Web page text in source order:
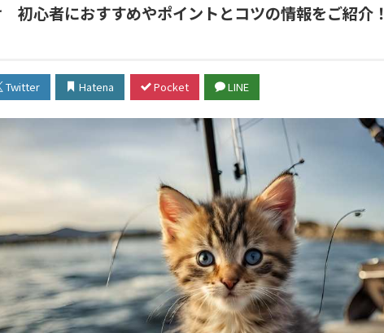
初心者におすすめやポイントとコツの情報をご紹介！
Twitter Hatena Pocket LINE